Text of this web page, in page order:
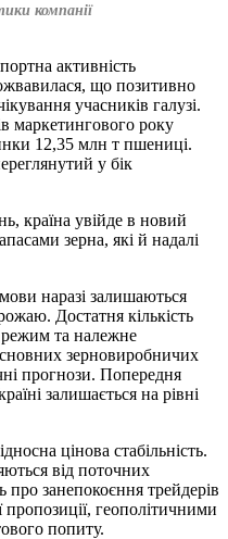
компанії
активність
що позитивно
учасників галузі.
маркетингового року
12,35 млн т пшениці.
у бік
країна увійде в новий
зерна, які й надалі
наразі залишаються
Достатня кількість
та належне
зерновиробничих
прогнози. Попередня
залишається на рівні
цінова стабільність.
від поточних
занепокоєння трейдерів
геополітичними
попиту.